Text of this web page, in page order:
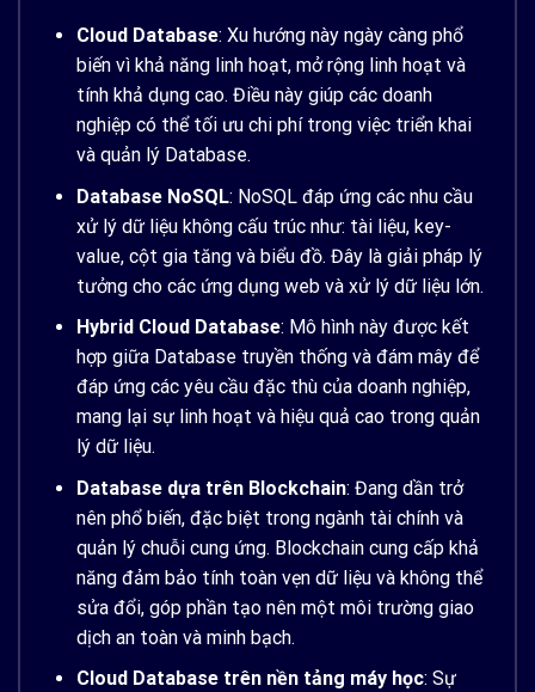
Cloud Database: Xu hướng này ngày càng phổ
biến vì khả năng linh hoạt, mở rộng linh hoạt và
tính khả dụng cao. Điều này giúp các doanh
nghiệp có thể tối ưu chi phí trong việc triển khai
và quản lý Database.
Database NoSQL: NoSQL đáp ứng các nhu cầu
xử lý dữ liệu không cấu trúc như: tài liệu, key-
value, cột gia tăng và biểu đồ. Đây là giải pháp lý
tưởng cho các ứng dụng web và xử lý dữ liệu lớn.
Hybrid Cloud Database: Mô hình này được kết
hợp giữa Database truyền thống và đám mây để
đáp ứng các yêu cầu đặc thù của doanh nghiệp,
mang lại sự linh hoạt và hiệu quả cao trong quản
lý dữ liệu.
Database dựa trên Blockchain: Đang dần trở
nên phổ biến, đặc biệt trong ngành tài chính và
quản lý chuỗi cung ứng. Blockchain cung cấp khả
năng đảm bảo tính toàn vẹn dữ liệu và không thể
sửa đổi, góp phần tạo nên một môi trường giao
dịch an toàn và minh bạch.
Cloud Database trên nền tảng máy học: Sự